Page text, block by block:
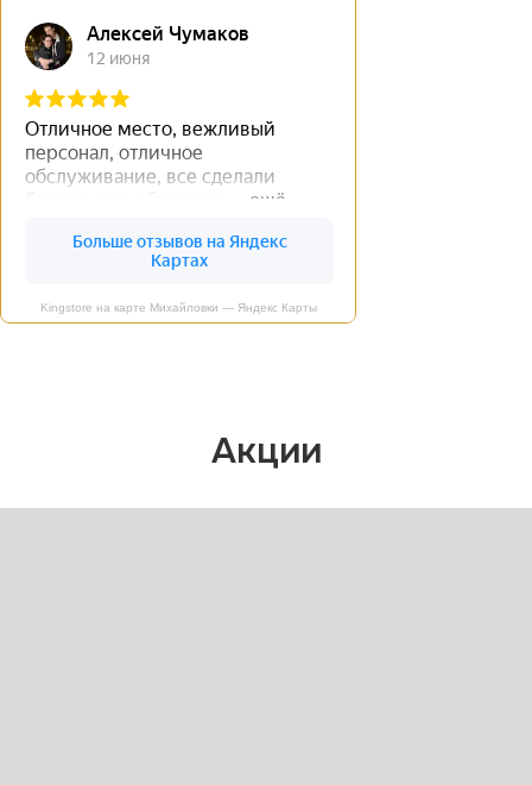
Kingstore на карте Михайловки — Яндекс Карты
Акции